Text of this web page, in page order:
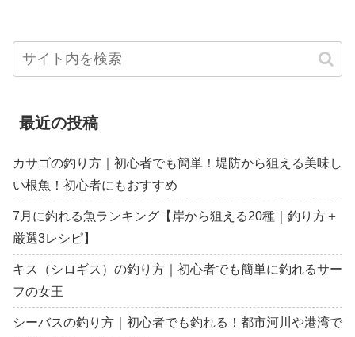
最近の投稿
カサゴの釣り方｜初心者でも簡単！堤防から狙える美味し
い根魚！初心者にもおすすめ
7月に釣れる魚ランキング【岸から狙える20種｜釣り方＋
厳選3レシピ】
キス（シロギス）の釣り方｜初心者でも簡単に釣れるサー
フの女王
シーバスの釣り方｜初心者でも釣れる！都市河川や港湾で